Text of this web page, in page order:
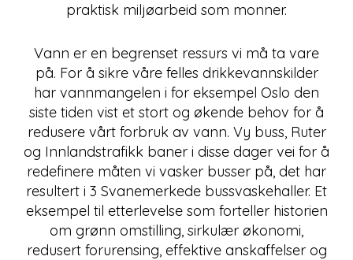
praktisk miljøarbeid som monner.
Vann er en begrenset ressurs vi må ta vare
på. For å sikre våre felles drikkevannskilder
har vannmangelen i for eksempel Oslo den
siste tiden vist et stort og økende behov for å
redusere vårt forbruk av vann. Vy buss, Ruter
og Innlandstrafikk baner i disse dager vei for å
redefinere måten vi vasker busser på, det har
resultert i 3 Svanemerkede bussvaskehaller. Et
eksempel til etterlevelse som forteller historien
om grønn omstilling, sirkulær økonomi,
redusert forurensing, effektive anskaffelser og